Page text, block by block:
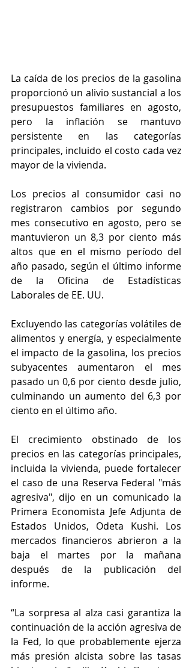
La caída de los precios de la gasolina
proporcionó un alivio sustancial a los
presupuestos familiares en agosto,
pero la inflación se mantuvo
persistente en las categorías
principales, incluido el costo cada vez
mayor de la vivienda.
Los precios al consumidor casi no
registraron cambios por segundo
mes consecutivo en agosto, pero se
mantuvieron un 8,3 por ciento más
altos que en el mismo período del
año pasado, según el último informe
de la Oficina de Estadísticas
Laborales de EE. UU.
Excluyendo las categorías volátiles de
alimentos y energía, y especialmente
el impacto de la gasolina, los precios
subyacentes aumentaron el mes
pasado un 0,6 por ciento desde julio,
culminando un aumento del 6,3 por
ciento en el último año.
El crecimiento obstinado de los
precios en las categorías principales,
incluida la vivienda, puede fortalecer
el caso de una Reserva Federal "más
agresiva", dijo en un comunicado la
Primera Economista Jefe Adjunta de
Estados Unidos, Odeta Kushi. Los
mercados financieros abrieron a la
baja el martes por la mañana
después de la publicación del
informe.
“La sorpresa al alza casi garantiza la
continuación de la acción agresiva de
la Fed, lo que probablemente ejerza
más presión alcista sobre las tasas